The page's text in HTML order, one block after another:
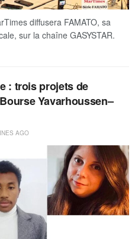
diffusera FAMATO, sa
sur la chaîne GASYSTAR.
: trois projets de
Yavarhoussen–
AGO